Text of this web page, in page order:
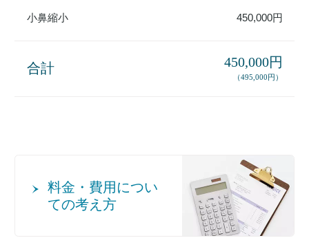
小鼻縮小 450,000円
合計 450,000円
（495,000円）
料金・費用につい
ての考え方